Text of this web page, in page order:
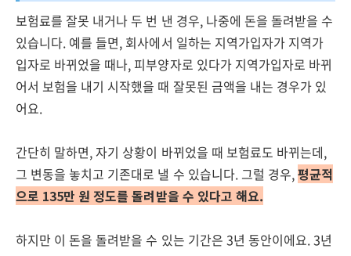
보험료를 잘못 내거나 두 번 낸 경우, 나중에 돈을 돌려받을 수
있습니다. 예를 들면, 회사에서 일하는 지역가입자가 지역가
입자로 바뀌었을 때나, 피부양자로 있다가 지역가입자로 바뀌
어서 보험을 내기 시작했을 때 잘못된 금액을 내는 경우가 있
어요.
간단히 말하면, 자기 상황이 바뀌었을 때 보험료도 바뀌는데,
그 변동을 놓치고 기존대로 낼 수 있습니다. 그럴 경우,평균적
으로 135만 원 정도를 돌려받을 수 있다고 해요.
하지만 이 돈을 돌려받을 수 있는 기간은 3년 동안이에요. 3년